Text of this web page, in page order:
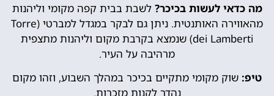
מה כדאי לעשות בכיכר? לשבת בבית קפה מקומי וליהנות
מהאווירה האותנטית. ניתן גם לבקר במגדל למברטי (Torre
dei Lamberti) שנמצא בקרבת מקום וליהנות מתצפית
מרהיבה על העיר.
טיפ: שוק מקומי מתקיים בכיכר במהלך השבוע, וזהו מקום
נהדר לקנות מזכרות.